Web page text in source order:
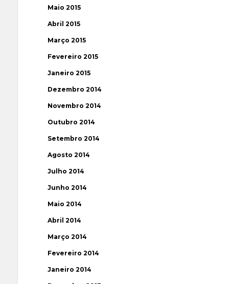
Maio 2015
Abril 2015
Março 2015
Fevereiro 2015
Janeiro 2015
Dezembro 2014
Novembro 2014
Outubro 2014
Setembro 2014
Agosto 2014
Julho 2014
Junho 2014
Maio 2014
Abril 2014
Março 2014
Fevereiro 2014
Janeiro 2014